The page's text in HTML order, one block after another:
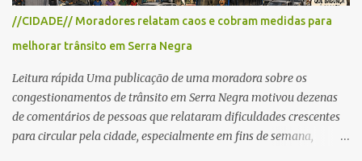
vida da população. No local já estão instaladas torres de
transmissão de televisão e telefonia celular, contêineres de uso
comercial, sanitário público, pequenas construções e uma rampa
obra? Im...
//CIDADE// Moradores relatam caos e cobram medidas para
melhorar trânsito em Serra Negra
Leitura rápida Uma publicação de uma moradora sobre os
congestionamentos de trânsito em Serra Negra motivou dezenas
de comentários de pessoas que relataram dificuldades crescentes
para circular pela cidade, especialmente em fins de semana,